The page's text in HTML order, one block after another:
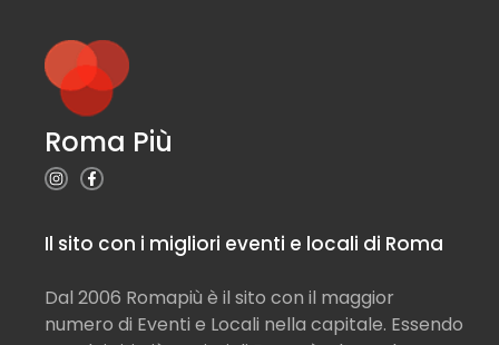
Roma Più
Il sito con i migliori eventi e locali di Roma
Dal 2006 Romapiù è il sito con il maggior
numero di Eventi e Locali nella capitale. Essendo